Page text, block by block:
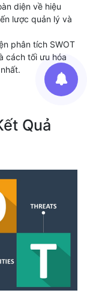
diện về hiệu
lược quản lý và
phân tích SWOT
cách tối ưu hóa
Quả